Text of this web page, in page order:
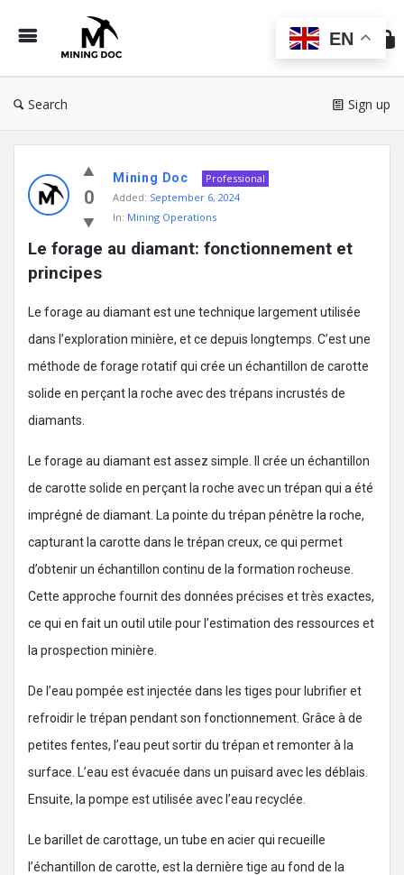
Doc
Search Sign up
Doc
Latest
Posts
0
Mining Doc
Professional
Added: September 6, 2024
In: Mining Operations
Le forage au diamant: fonctionnement et
principes
Le forage au diamant est une technique largement utilisée
dans l’exploration minière, et ce depuis longtemps. C’est une
méthode de forage rotatif qui crée un échantillon de carotte
solide en perçant la roche avec des trépans incrustés de
diamants.
Le forage au diamant est assez simple. Il crée un échantillon
de carotte solide en perçant la roche avec un trépan qui a été
imprégné de diamant. La pointe du trépan pénètre la roche,
capturant la carotte dans le trépan creux, ce qui permet
d’obtenir un échantillon continu de la formation rocheuse.
Cette approche fournit des données précises et très exactes,
ce qui en fait un outil utile pour l’estimation des ressources et
la prospection minière.
De l’eau pompée est injectée dans les tiges pour lubrifier et
refroidir le trépan pendant son fonctionnement. Grâce à de
petites fentes, l’eau peut sortir du trépan et remonter à la
surface. L’eau est évacuée dans un puisard avec les déblais.
Ensuite, la pompe est utilisée avec l’eau recyclée.
Le barillet de carottage, un tube en acier qui recueille
l’échantillon de carotte, est la dernière tige au fond de la
EN